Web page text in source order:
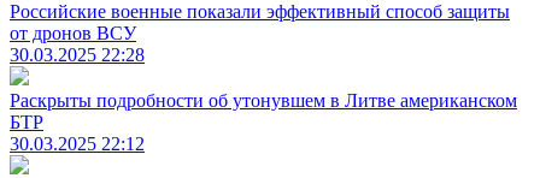
Российские военные показали эффективный способ защиты
от дронов ВСУ
30.03.2025 22:28
Раскрыты подробности об утонувшем в Литве американском
БТР
30.03.2025 22:12